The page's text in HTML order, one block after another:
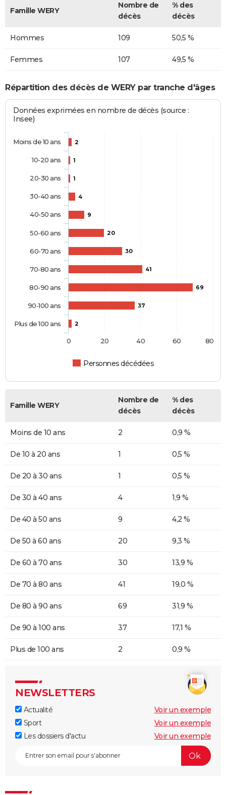
Famille WERY
Nombre de
décès
% des
décès
Hommes 109 50,5 %
Femmes 107 49,5 %
Répartition des décès de WERY par tranche d'âges
Données exprimées en nombre de décès (source :
Insee)
2
1
1
4
9
20
30
41
69
37
2
Personnes décédées
Moins de 10 ans
10-20 ans
20-30 ans
30-40 ans
40-50 ans
50-60 ans
60-70 ans
70-80 ans
80-90 ans
90-100 ans
Plus de 100 ans
0 20 40 60 80
Famille WERY
Nombre de
décès
% des
décès
Moins de 10 ans 2 0,9 %
De 10 à 20 ans 1 0,5 %
De 20 à 30 ans 1 0,5 %
De 30 à 40 ans 4 1,9 %
De 40 à 50 ans 9 4,2 %
De 50 à 60 ans 20 9,3 %
De 60 à 70 ans 30 13,9 %
De 70 à 80 ans 41 19,0 %
De 80 à 90 ans 69 31,9 %
De 90 à 100 ans 37 17,1 %
Plus de 100 ans 2 0,9 %
NEWSLETTERS
Actualité
Voir un exemple
Sport
Voir un exemple
Les dossiers d'actu
Voir un exemple